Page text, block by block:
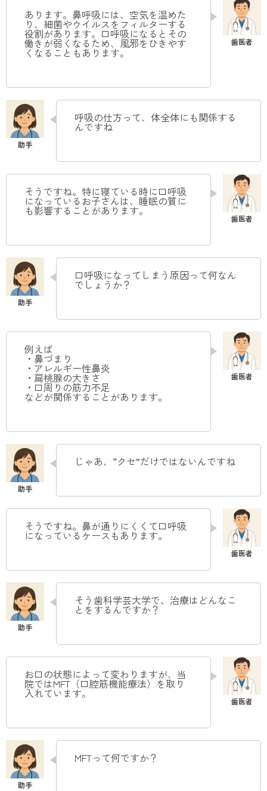
あります。鼻呼吸には、空気を温めた
り、細菌やウイルスをフィルターする
役割があります。口呼吸になるとその
働きが弱くなるため、風邪をひきやす
くなることもあります。
呼吸の仕方って、体全体にも関係する
んですね
そうですね。特に寝ている時に口呼吸
になっているお子さんは、睡眠の質に
も影響することがあります。
口呼吸になってしまう原因って何なん
でしょうか？
例えば
・鼻づまり
・アレルギー性鼻炎
・扁桃腺の大きさ
・口周りの筋力不足
などが関係することがあります。
じゃあ、“クセ”だけではないんですね
そうですね。鼻が通りにくくて口呼吸
になっているケースもあります。
そう歯科学芸大学で、治療はどんなこ
とをするんですか？
お口の状態によって変わりますが、当
院ではMFT（口腔筋機能療法）を取り
入れています。
MFTって何ですか？